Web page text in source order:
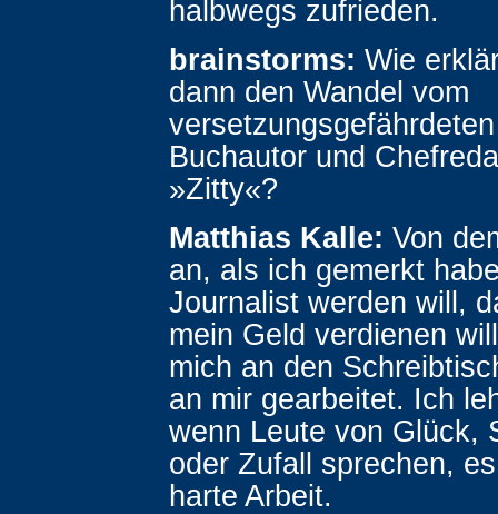
halbwegs zufrieden.
brainstorms: Wie
dann den Wandel vom
Buchautor und
»Zitty«?
Matthias Kalle: Von
an, als ich gemerkt
Journalist werden will,
mein Geld verdienen
mich an den
an mir gearbeitet. Ich
wenn Leute von Glück,
oder Zufall sprechen,
harte Arbeit.